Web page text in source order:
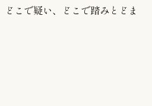
こで疑い、どこで踏みとどま